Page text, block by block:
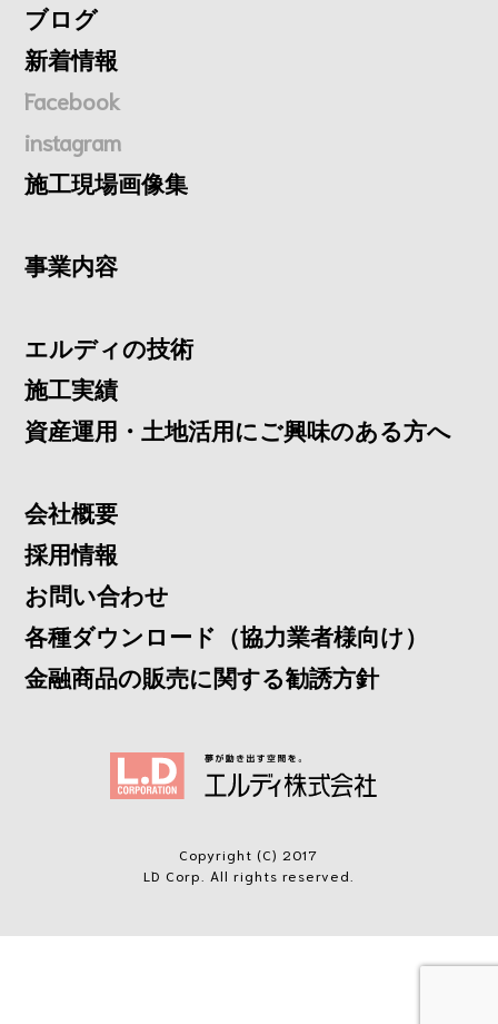
ブログ
新着情報
Facebook
instagram
施工現場画像集
事業内容
エルディの技術
施工実績
資産運用・土地活用にご興味のある方へ
会社概要
採用情報
お問い合わせ
各種ダウンロード（協力業者様向け）
金融商品の販売に関する勧誘方針
Copyright (C) 2017
LD Corp. All rights reserved.